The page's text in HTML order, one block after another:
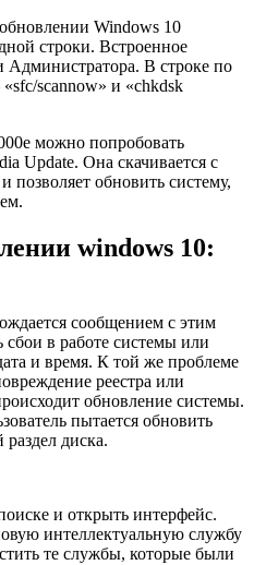
Windows 10
строки. Встроенное
Администратора. В строке по
scannow» и «chkdsk
можно попробовать
Update. Она скачивается с
позволяет обновить систему,
windows 10:
сообщением с этим
в работе системы или
и время. К той же проблеме
реестра или
обновление системы.
пытается обновить
диска.
и открыть интерфейс.
интеллектуальную службу
те службы, которые были